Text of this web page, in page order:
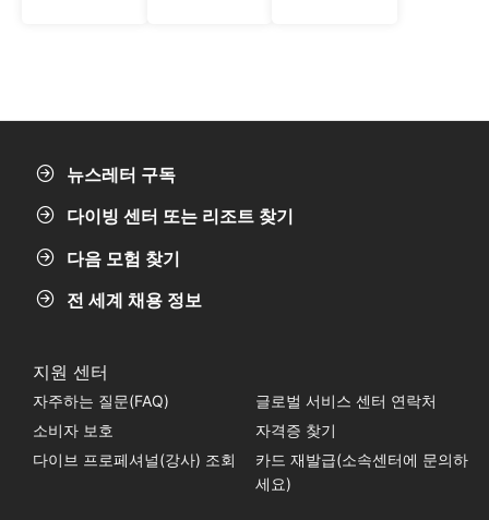
뉴스레터 구독
다이빙 센터 또는 리조트 찾기
다음 모험 찾기
전 세계 채용 정보
지원 센터
자주하는 질문(FAQ)
글로벌 서비스 센터 연락처
소비자 보호
자격증 찾기
다이브 프로페셔널(강사) 조회
카드 재발급(소속센터에 문의하
세요)